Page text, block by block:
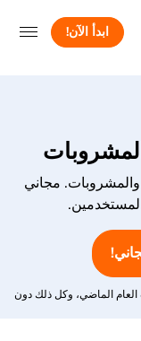
ابدأ الآن!
مجاني
العام الماضي، وكل ذلك دون